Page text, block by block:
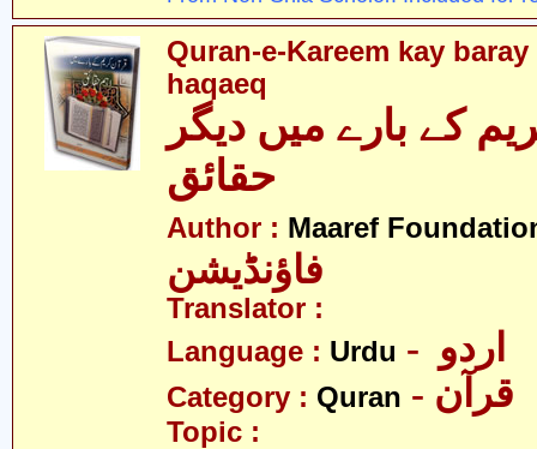
Quran-e-Kareem kay
haqaeq
کے بارے میں دیگر
Author : Maaref
فاؤنڈیشن
Translator :
Language : Urdu
Category : Quran - قرآن
Topic :